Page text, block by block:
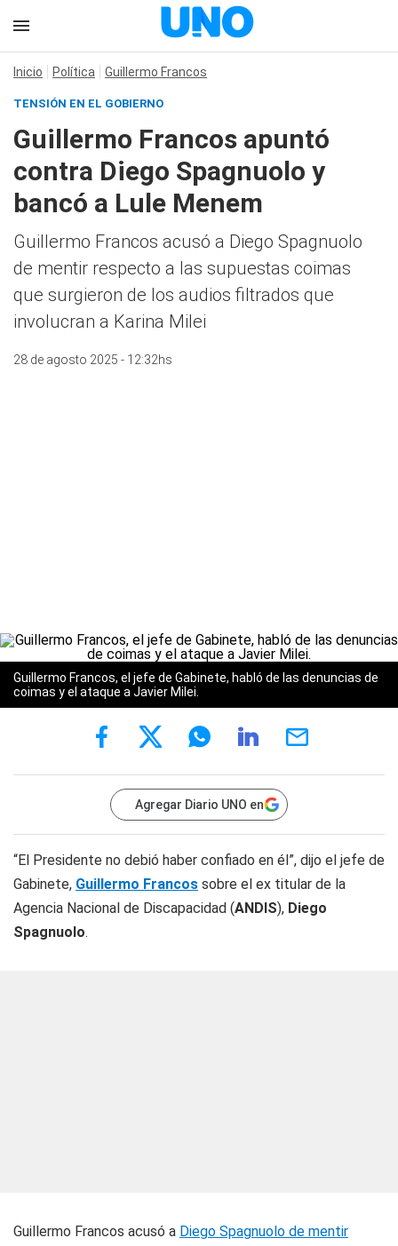
Inicio Política Guillermo Francos
TENSIÓN EN EL GOBIERNO
Guillermo Francos apuntó
contra Diego Spagnuolo y
bancó a Lule Menem
Guillermo Francos acusó a Diego Spagnuolo
de mentir respecto a las supuestas coimas
que surgieron de los audios filtrados que
involucran a Karina Milei
28 de agosto 2025 - 12:32hs
Guillermo Francos, el jefe de Gabinete, habló de las denuncias de
coimas y el ataque a Javier Milei.
Agregar Diario UNO en
“El Presidente no debió haber confiado en él”, dijo el jefe de
Gabinete, Guillermo Francos sobre el ex titular de la
Agencia Nacional de Discapacidad (ANDIS), Diego
Spagnuolo.
Guillermo Francos acusó a Diego Spagnuolo de mentir